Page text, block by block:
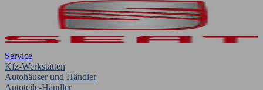
Service
Kfz-Werkstätten
Autohäuser und Händler
Autoteile-Händler